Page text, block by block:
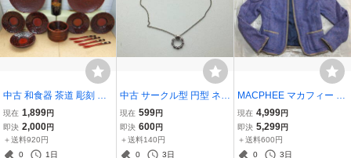
中古 和食器 茶道 彫刻 皿
菓子器 工芸品 漆器 茶托
黒文字 フォーク コースタ
ー 和柄 花瓶 レトロ 鎌倉
彫 ? TEA ceremony JAPA
現在 1,899円
即決 2,000円
＋送料920円
0
1日
中古 サークル型 円型 ネッ
クレス メンズ アクセサリ
ー necklace チェーン メ
ッキアクセサリー ノーブ
ランド
現在 599円
即決 600円
＋送料140円
0
3日
MACPHEE マカフィー H
AND WOVEN Harris Twe
ed ハリスツイード ノーカ
ラー ジップアップ ジャケ
ット 38 ウール 100％ 毛
現在 4,999円
即決 5,299円
＋送料600円
0
3日